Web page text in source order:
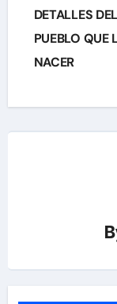
DETALLES
PUEBLO QUE
NACER